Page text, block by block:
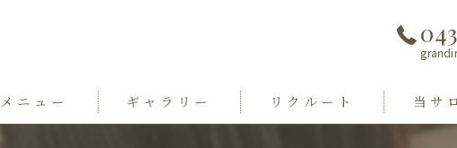
メニュー ギャラリー リクルート 当サ